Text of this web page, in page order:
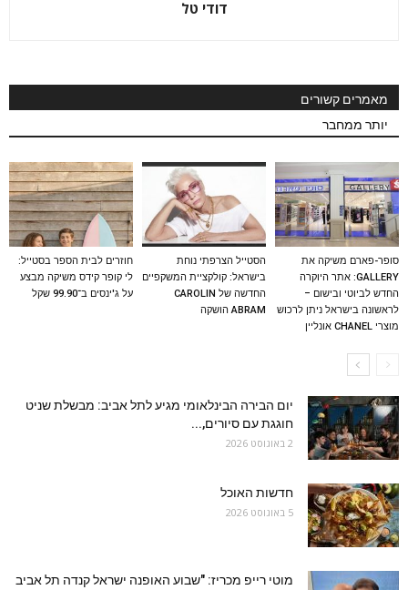
דודי טל
מאמרים קשורים
יותר ממחבר
סופר-פארם משיקה את
GALLERY: אתר היוקרה
החדש לביוטי ובישום –
לראשונה בישראל ניתן לרכוש
מוצרי CHANEL אונליין
הסטייל הצרפתי נוחת
בישראל: קולקציית המשקפיים
החדשה של CAROLIN
ABRAM הושקה
חוזרים לבית הספר בסטייל:
לי קופר קידס משיקה מבצע
על ג'ינסים ב־99.90 שקל
יום הבירה הבינלאומי מגיע לתל אביב: מבשלת שניט
חוגגת עם סיורים,...
2 באוגוסט 2026
חדשות האוכל
5 באוגוסט 2026
מוטי רייפ מכריז: "שבוע האופנה ישראל קנדה תל אביב